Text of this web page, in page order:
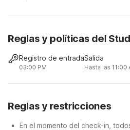
Reglas y políticas del
Registro de entrada
03:00 PM
Salida
Hasta las 11:00
Reglas y restricciones
En el momento del check-in,